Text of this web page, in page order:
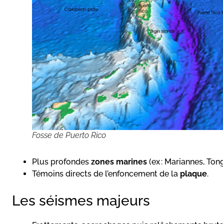
Fosse de Puerto Rico
Plus profondes zones marines (ex : Mariannes,
Témoins directs de l’enfoncement de la plaque.
Les séismes majeurs